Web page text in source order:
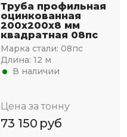
Труба профильная
оцинкованная
200х200х8 мм
квадратная 08пс
Марка стали: 08пс
Длина: 12 м
В наличии
Цена за тонну
73 150 руб